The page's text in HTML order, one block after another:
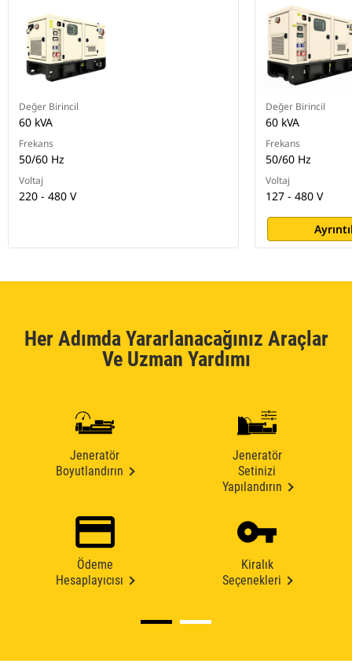
Değer Birincil
60 kVA
Frekans
50/60 Hz
Voltaj
220 - 480 V
Değer Birincil
60 kVA
Frekans
50/60 Hz
Voltaj
127 - 480 V
Her Adımda Yararlanacağınız Araçlar
Ve Uzman Yardımı
Jeneratör
Boyutlandırın
Jeneratör
Setinizi
Yapılandırın
Ödeme
Hesaplayıcısı
Kiralık
Seçenekleri